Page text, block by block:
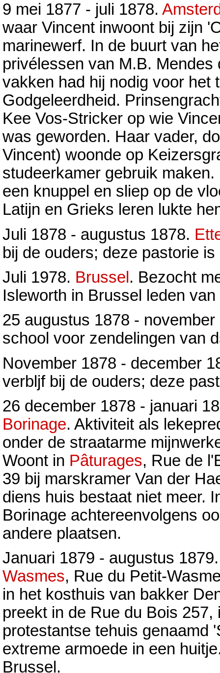
9 mei 1877 - juli 1878.
waar Vincent inwoont bij zijn
marinewerf. In de buurt van
privélessen van M.B.
vakken had hij nodig voor het
Godgeleerdheid.
Kee Vos-Stricker op wie
was geworden. Haar vader,
Vincent) woonde op
studeerkamer gebruik
een knuppel en sliep op de
Latijn en Grieks leren lukte
Juli 1878 - augustus 1878.
bij de ouders; deze pastorie
Juli 1978. Brussel . Bezocht
Isleworth in Brussel leden
25 augustus 1878 -
school voor zendelingen van
November 1878 - december
verbljf bij de ouders; deze
26 december 1878 - januari
Borinage. Aktiviteit als
onder de straatarme
Woont in Pâturages, Rue de
39 bij marskramer Van der
diens huis bestaat niet meer.
Borinage achtereenvolgens
andere plaatsen.
Januari 1879 - augustus 1879.
Wasmes, Rue du Petit-
in het kosthuis van bakker
preekt in de Rue du Bois 257,
protestantse tehuis genaamd
extreme armoede in een
Brussel.